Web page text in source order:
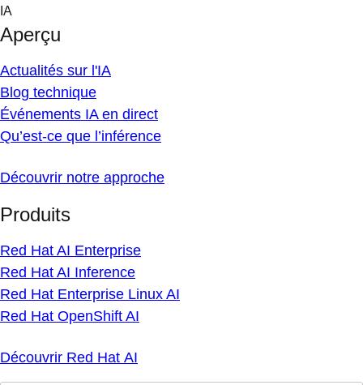
Skip
content
IA
Aperçu
Actualités sur l'IA
Blog technique
Événements IA en direct
Qu’est-ce que l’inférence
Découvrir notre approche
Produits
Red Hat AI Enterprise
Red Hat AI Inference
Red Hat Enterprise Linux AI
Red Hat OpenShift AI
Découvrir Red Hat AI